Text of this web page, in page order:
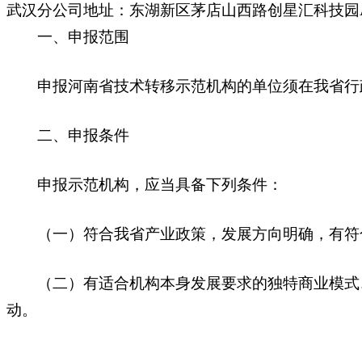
武汉分公司地址：东湖新区茅店山西路创星汇科技
一、申报范围
申报河南省技术转移示范机构的单位须在我省行
二、申报条件
申报示范机构，应当具备下列条件：
（一）符合我省产业政策，发展方向明确，有符
（二）有适合机构本身发展要求的独特商业模式
动。